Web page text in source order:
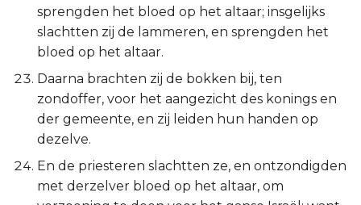
sprengden het bloed op het altaar; insgelijks
slachtten zij de lammeren, en sprengden het
bloed op het altaar.
Daarna brachten zij de bokken bij, ten
zondoffer, voor het aangezicht des konings en
der gemeente, en zij leiden hun handen op
dezelve.
En de priesteren slachtten ze, en ontzondigden
met derzelver bloed op het altaar, om